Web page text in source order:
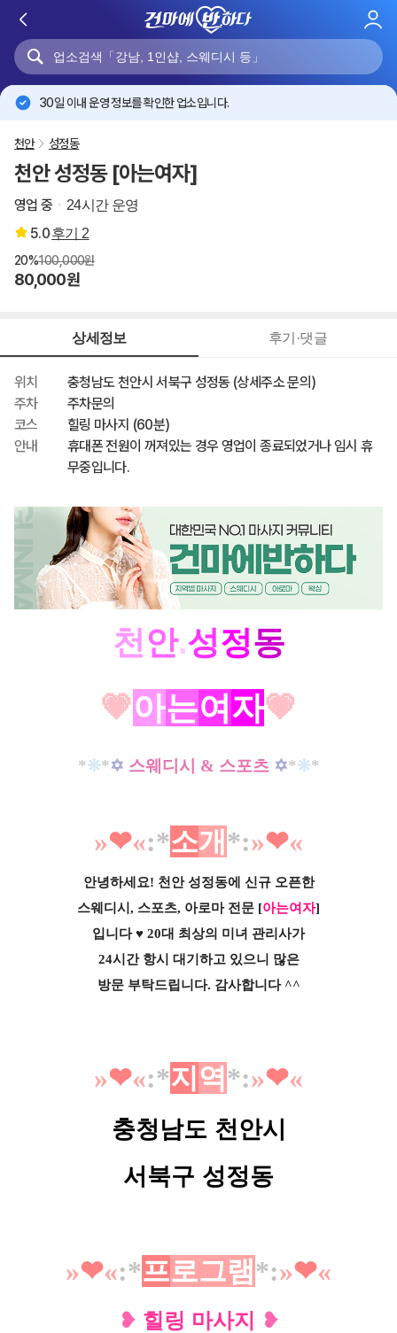
로
30일 이내 운영 정보를 확인한 업소입니다.
천안 성정동
천안 성정동 [아는여자]
영업 중 24시간 운영
5.0후기 2
20%100,000원
80,000원
상세정보 후기·댓글
위치
충청남도 천안시 서북구 성정동 (상세주소 문의)
주차
주차문의
코스
힐링 마사지 (60분)
안내
휴대폰 전원이 꺼져있는 경우 영업이 종료되었거나 임시 휴
무중입니다.
천안.성정동
💗아는여자💗
*❊*✡ 스웨디시 & 스포츠 ✡*❊*
»❤︎«:*소개 *:»❤︎«
안녕하세요! 천안 성정동에 신규 오픈한
스웨디시, 스포츠, 아로마 전문 [아는여자]
입니다 ♥ 20대 최상의 미녀 관리사가
24시간 항시 대기하고 있으니 많은
방문 부탁드립니다. 감사합니다 ^^
»❤︎«:*지역 *:»❤︎«
충청남도 천안시
서북구 성정동
»❤︎«:*프로그램 *:»❤︎«
❥ 힐링 마사지
❥